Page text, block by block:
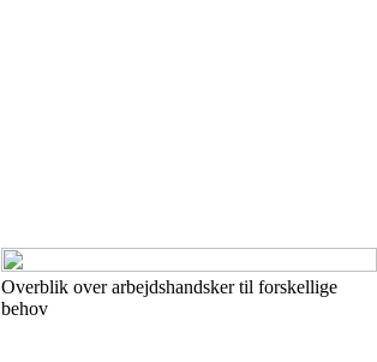
Overblik over arbejdshandsker til forskellige
behov